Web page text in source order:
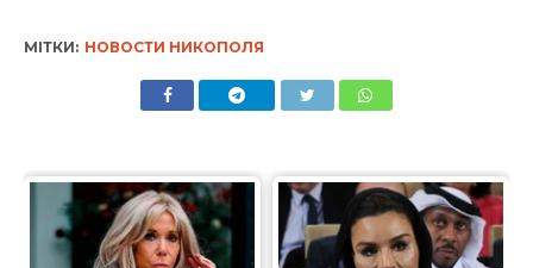
МІТКИ: НОВОСТИ НИКОПОЛЯ